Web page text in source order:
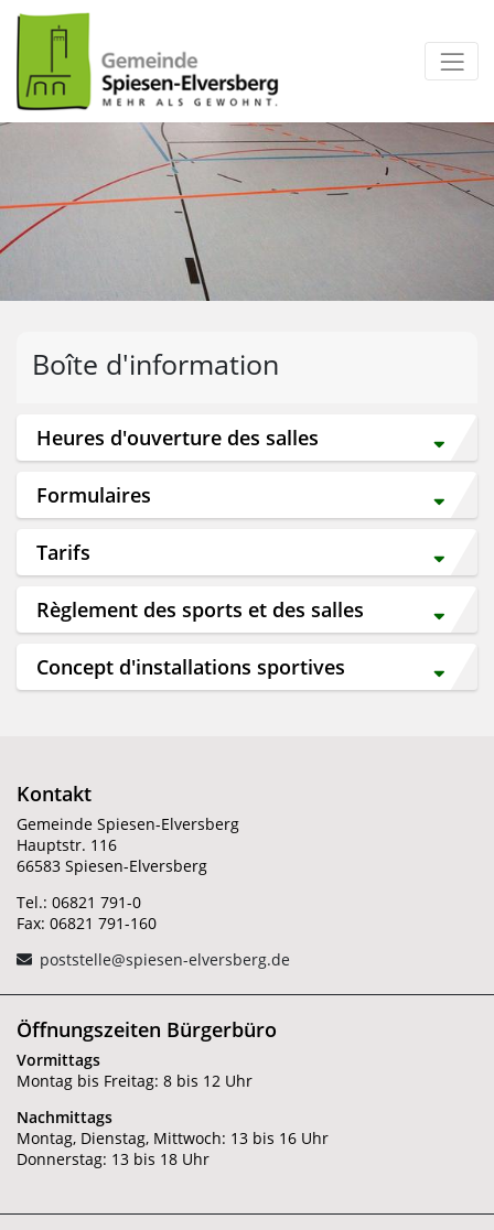
Boîte d'information
Heures d'ouverture des salles
Formulaires
Tarifs
Règlement des sports et des salles
Concept d'installations sportives
Kontakt
Gemeinde Spiesen-Elversberg
Hauptstr. 116
66583 Spiesen-Elversberg
Tel.: 06821 791-0
Fax: 06821 791-160
poststelle@spiesen-elversberg.de
Öffnungszeiten Bürgerbüro
Vormittags
Montag bis Freitag: 8 bis 12 Uhr
Nachmittags
Montag, Dienstag, Mittwoch: 13 bis 16 Uhr
Donnerstag: 13 bis 18 Uhr